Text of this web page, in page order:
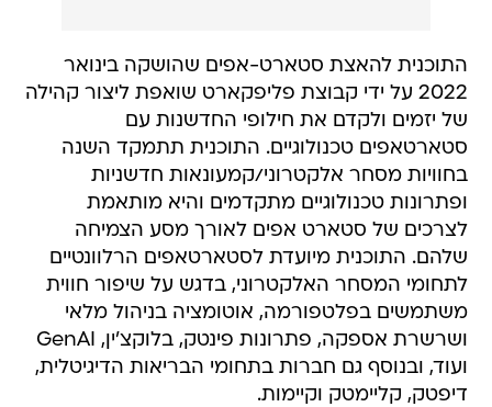
התוכנית להאצת סטארט-אפים שהושקה בינואר
2022 על ידי קבוצת פליפקארט שואפת ליצור קהילה
של יזמים ולקדם את חילופי החדשנות עם
סטארטאפים טכנולוגיים. התוכנית תתמקד השנה
בחוויות מסחר אלקטרוני/קמעונאות חדשניות
ופתרונות טכנולוגיים מתקדמים והיא מותאמת
לצרכים של סטארט אפים לאורך מסע הצמיחה
שלהם. התוכנית מיועדת לסטארטאפים הרלוונטיים
לתחומי המסחר האלקטרוני, בדגש על שיפור חווית
משתמשים בפלטפורמה, אוטומציה בניהול מלאי
ושרשרת אספקה, פתרונות פינטק, בלוקצ'ין, GenAI
ועוד, ובנוסף גם חברות בתחומי הבריאות הדיגיטלית,
דיפטק, קליימטק וקיימות.